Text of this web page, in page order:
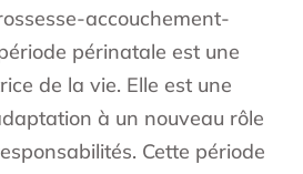
accouchement-
périnatale est une
de la vie. Elle est une
à un nouveau rôle
Cette période